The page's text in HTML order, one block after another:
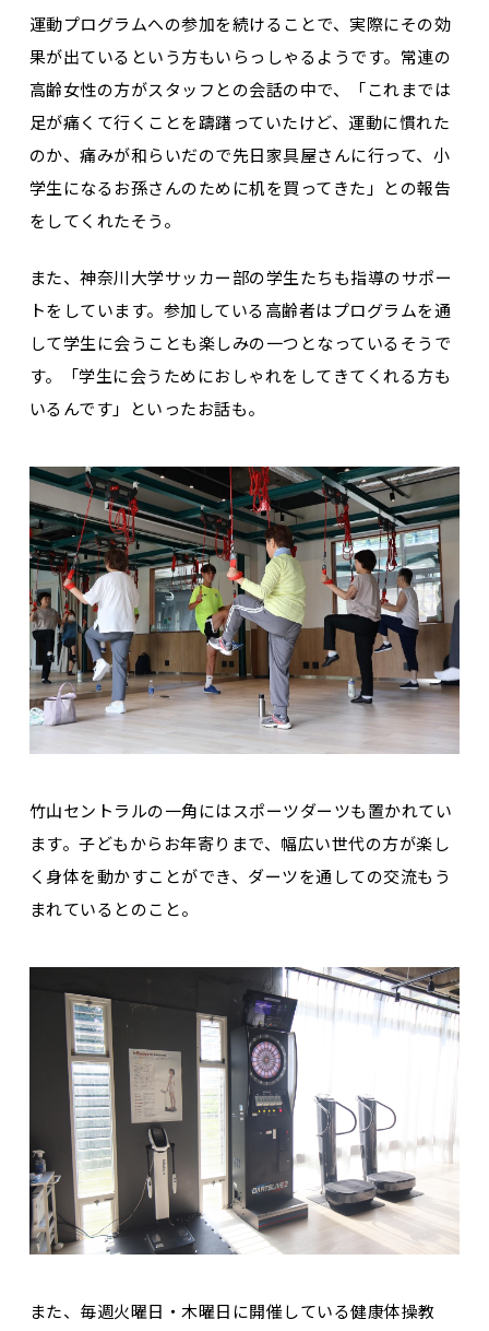
運動プログラムへの参加を続けることで、実際にその効
果が出ているという方もいらっしゃるようです。常連の
高齢女性の方がスタッフとの会話の中で、「これまでは
足が痛くて行くことを躊躇っていたけど、運動に慣れた
のか、痛みが和らいだので先日家具屋さんに行って、小
学生になるお孫さんのために机を買ってきた」との報告
をしてくれたそう。
また、神奈川大学サッカー部の学生たちも指導のサポー
トをしています。参加している高齢者はプログラムを通
して学生に会うことも楽しみの一つとなっているそうで
す。「学生に会うためにおしゃれをしてきてくれる方も
いるんです」といったお話も。
竹山セントラルの一角にはスポーツダーツも置かれてい
ます。子どもからお年寄りまで、幅広い世代の方が楽し
く身体を動かすことができ、ダーツを通しての交流もう
まれているとのこと。
また、毎週火曜日・木曜日に開催している健康体操教